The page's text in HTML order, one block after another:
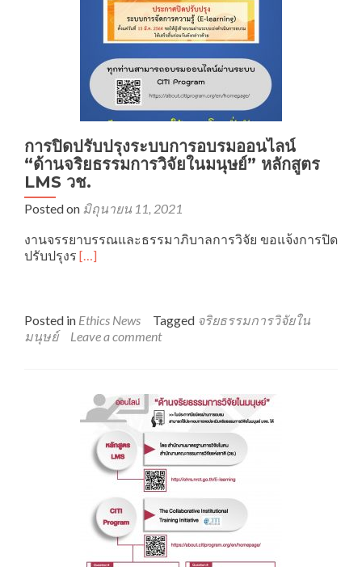
1/2565”
สำหรับ
อาจารย์
นัก
วิจัย
นักศึกษา
ปริญญา
โท
และ
เอก
การปิดปรับปรุงระบบการอบรมออนไลน์
“ด้านจริยธรรมการวิจัยในมนุษย์” หลักสูตร
LMS วช.
Posted on มิถุนายน 11, 2021
งานจรรยาบรรณและธรรมาภิบาลการวิจัย ขอแจ้งการปิด
ปรับปรุงร Read
ปิด
ปรับปรุง
ออนไลน์
“ด้าน
จริยธรรม
การ
วิจัย
มนุษย์”
หลักสูตร
LMS
[…]
Posted in Ethics News Tagged จริยธรรมการวิจัยใน
มนุษย์
Leave a comment